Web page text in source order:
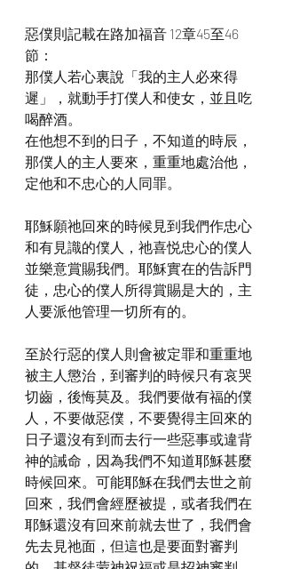
惡僕則記載在路加福音 12章45至46
節：
那僕人若心裏說「我的主人必來得
遲」，就動手打僕人和使女，並且吃
喝醉酒。
在他想不到的日子，不知道的時辰，
那僕人的主人要來，重重地處治他，
定他和不忠心的人同罪。
耶穌願祂回來的時候見到我們作忠心
和有見識的僕人，祂喜悦忠心的僕人
並樂意賞賜我們。耶穌實在的告訴門
徒，忠心的僕人所得賞賜是大的，主
人要派他管理一切所有的。
至於行惡的僕人則會被定罪和重重地
被主人懲治，到審判的時候只有哀哭
切齒，後悔莫及。我們要做有福的僕
人，不要做惡僕，不要覺得主回來的
日子還沒有到而去行一些惡事或違背
神的誡命，因為我們不知道耶穌甚麼
時候回來。可能耶穌在我們去世之前
回來，我們會經歷被提，或者我們在
耶穌還沒有回來前就去世了，我們會
先去見祂面，但這也是要面對審判